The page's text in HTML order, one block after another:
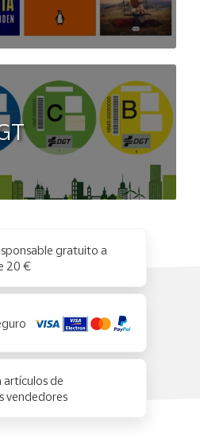
gratuito a
20 €
artículos de
vendedores